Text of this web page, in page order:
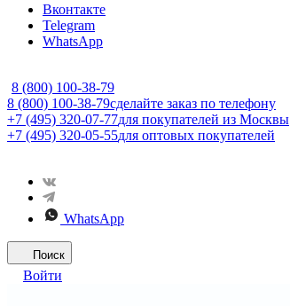
Вконтакте
Telegram
WhatsApp
8 (800) 100-38-79
8 (800) 100-38-79сделайте заказ по телефону
+7 (495) 320-07-77для покупателей из Москвы
+7 (495) 320-05-55для оптовых покупателей
WhatsApp
Поиск
Войти